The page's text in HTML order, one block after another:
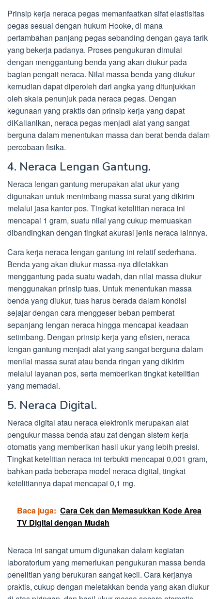
Prinsip kerja neraca pegas memanfaatkan sifat elastisitas
pegas sesuai dengan hukum Hooke, di mana
pertambahan panjang pegas sebanding dengan gaya tarik
yang bekerja padanya. Proses pengukuran dimulai
dengan menggantung benda yang akan diukur pada
bagian pengait neraca. Nilai massa benda yang diukur
kemudian dapat diperoleh dari angka yang ditunjukkan
oleh skala penunjuk pada neraca pegas. Dengan
kegunaan yang praktis dan prinsip kerja yang dapat
diKalianlkan, neraca pegas menjadi alat yang sangat
berguna dalam menentukan massa dan berat benda dalam
percobaan fisika.
4. Neraca Lengan Gantung.
Neraca lengan gantung merupakan alat ukur yang
digunakan untuk menimbang massa surat yang dikirim
melalui jasa kantor pos. Tingkat ketelitian neraca ini
mencapai 1 gram, suatu nilai yang cukup memuaskan
dibandingkan dengan tingkat akurasi jenis neraca lainnya.
Cara kerja neraca lengan gantung ini relatif sederhana.
Benda yang akan diukur massa-nya diletakkan
menggantung pada suatu wadah, dan nilai massa diukur
menggunakan prinsip tuas. Untuk menentukan massa
benda yang diukur, tuas harus berada dalam kondisi
sejajar dengan cara menggeser beban pemberat
sepanjang lengan neraca hingga mencapai keadaan
setimbang. Dengan prinsip kerja yang efisien, neraca
lengan gantung menjadi alat yang sangat berguna dalam
menilai massa surat atau benda ringan yang dikirim
melalui layanan pos, serta memberikan tingkat ketelitian
yang memadai.
5. Neraca Digital.
Neraca digital atau neraca elektronik merupakan alat
pengukur massa benda atau zat dengan sistem kerja
otomatis yang memberikan hasil ukur yang lebih presisi.
Tingkat ketelitian neraca ini terbukti mencapai 0,001 gram,
bahkan pada beberapa model neraca digital, tingkat
ketelitiannya dapat mencapai 0,1 mg.
Baca juga: Cara Cek dan Memasukkan Kode Area
TV Digital dengan Mudah
Neraca ini sangat umum digunakan dalam kegiatan
laboratorium yang memerlukan pengukuran massa benda
penelitian yang berukuran sangat kecil. Cara kerjanya
praktis, cukup dengan meletakkan benda yang akan diukur